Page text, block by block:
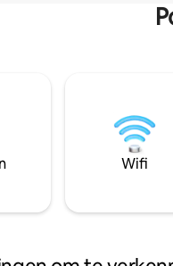
Wifi